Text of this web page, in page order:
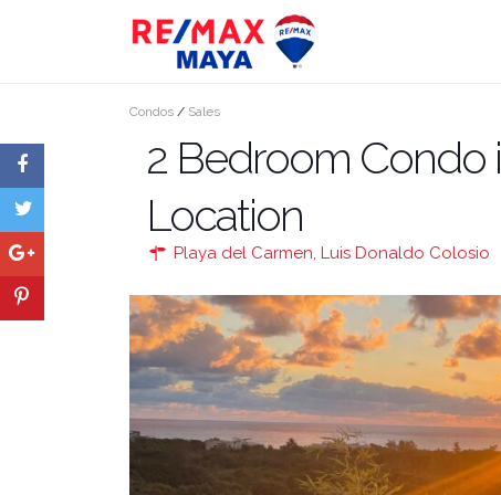
Condos / Sales
2 Bedroom Condo
Location
Playa del Carmen, Luis Donaldo Colosio